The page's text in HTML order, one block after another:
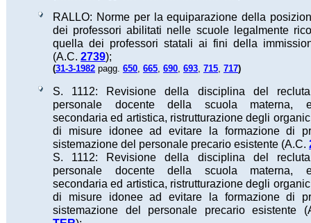
RALLO: Norme per la equiparazione della
dei professori abilitati nelle scuole legalmente
quella dei professori statali ai fini della
(A.C. 2739);
(31-3-1982 pagg. 650, 665, 690, 693, 715, 717)
S. 1112: Revisione della disciplina del
personale docente della scuola materna,
secondaria ed artistica, ristrutturazione degli
di misure idonee ad evitare la formazione di
sistemazione del personale precario esistente (A.C.
S. 1112: Revisione della disciplina del
personale docente della scuola materna,
secondaria ed artistica, ristrutturazione degli
di misure idonee ad evitare la formazione di
sistemazione del personale precario esistente